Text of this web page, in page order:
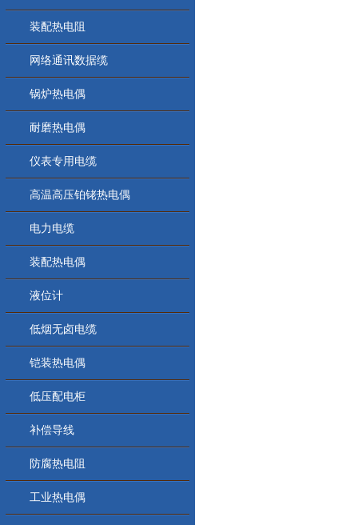
装配热电阻
网络通讯数据缆
锅炉热电偶
耐磨热电偶
仪表专用电缆
高温高压铂铑热电偶
电力电缆
装配热电偶
液位计
低烟无卤电缆
铠装热电偶
低压配电柜
补偿导线
防腐热电阻
工业热电偶